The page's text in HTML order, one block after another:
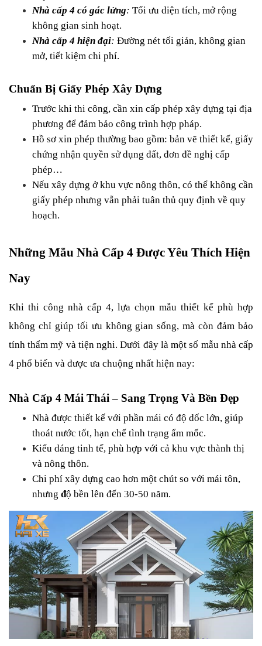
Nhà cấp 4 có gác lửng: Tối ưu diện tích, mở rộng
không gian sinh hoạt.
Nhà cấp 4 hiện đại: Đường nét tối giản, không gian
mở, tiết kiệm chi phí.
Chuẩn Bị Giấy Phép Xây Dựng
Trước khi thi công, cần xin cấp phép xây dựng tại địa
phương để đảm bảo công trình hợp pháp.
Hồ sơ xin phép thường bao gồm: bản vẽ thiết kế, giấy
chứng nhận quyền sử dụng đất, đơn đề nghị cấp
phép…
Nếu xây dựng ở khu vực nông thôn, có thể không cần
giấy phép nhưng vẫn phải tuân thủ quy định về quy
hoạch.
Những Mẫu Nhà Cấp 4 Được Yêu Thích Hiện
Nay
Khi thi công nhà cấp 4, lựa chọn mẫu thiết kế phù hợp
không chỉ giúp tối ưu không gian sống, mà còn đảm bảo
tính thẩm mỹ và tiện nghi. Dưới đây là một số mẫu nhà cấp
4 phổ biến và được ưa chuộng nhất hiện nay:
Nhà Cấp 4 Mái Thái – Sang Trọng Và Bền Đẹp
Nhà được thiết kế với phần mái có độ dốc lớn, giúp
thoát nước tốt, hạn chế tình trạng ẩm mốc.
Kiểu dáng tinh tế, phù hợp với cả khu vực thành thị
và nông thôn.
Chi phí xây dựng cao hơn một chút so với mái tôn,
nhưng độ bền lên đến 30-50 năm.